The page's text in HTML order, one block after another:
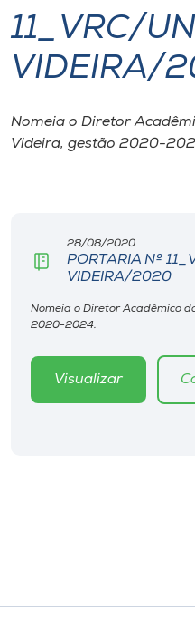
I.nova
Cultura
Biblioteca
Editora
Rádio
11_VRC/
VIDEIRA/
Nomeia o Diretor
Videira, gestão 2020-
28/08/2020
PORTARIA Nº
VIDEIRA/2020
Nomeia o Diretor Acadêmico
2020-2024.
Visualizar